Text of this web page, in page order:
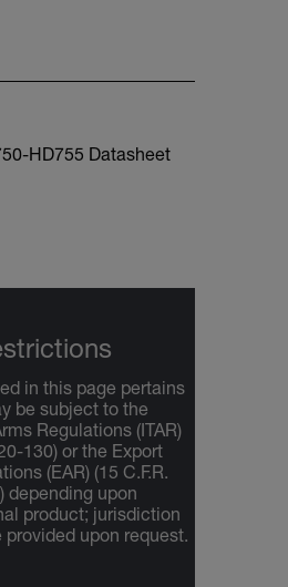
HD755 Datasheet
in this page pertains
be subject to the
Regulations (ITAR)
130) or the Export
(EAR) (15 C.F.R.
depending upon
product; jurisdiction
upon request.